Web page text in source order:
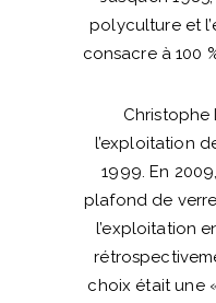
polyculture et
consacre à 100
Christophe
l’exploitation
1999. En
plafond de
l’exploitation
choix était une